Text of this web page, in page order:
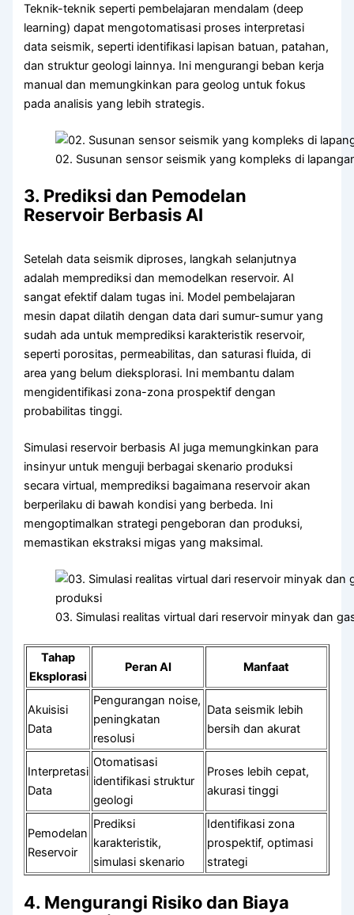
Teknik-teknik seperti pembelajaran mendalam (deep
learning) dapat mengotomatisasi proses interpretasi
data seismik, seperti identifikasi lapisan batuan, patahan,
dan struktur geologi lainnya. Ini mengurangi beban kerja
manual dan memungkinkan para geolog untuk fokus
pada analisis yang lebih strategis.
02. Susunan sensor seismik yang kompleks di
3. Prediksi dan Pemodelan
Reservoir Berbasis AI
Setelah data seismik diproses, langkah selanjutnya
adalah memprediksi dan memodelkan reservoir. AI
sangat efektif dalam tugas ini. Model pembelajaran
mesin dapat dilatih dengan data dari sumur-sumur yang
sudah ada untuk memprediksi karakteristik reservoir,
seperti porositas, permeabilitas, dan saturasi fluida, di
area yang belum dieksplorasi. Ini membantu dalam
mengidentifikasi zona-zona prospektif dengan
probabilitas tinggi.
Simulasi reservoir berbasis AI juga memungkinkan para
insinyur untuk menguji berbagai skenario produksi
secara virtual, memprediksi bagaimana reservoir akan
berperilaku di bawah kondisi yang berbeda. Ini
mengoptimalkan strategi pengeboran dan produksi,
memastikan ekstraksi migas yang maksimal.
03. Simulasi realitas virtual dari reservoir minyak dan
Tahap
Eksplorasi
Peran AI Manfaat
Akuisisi
Data
Pengurangan noise,
peningkatan
resolusi
Data seismik lebih
bersih dan akurat
Interpretasi
Data
Otomatisasi
identifikasi struktur
geologi
Proses lebih cepat,
akurasi tinggi
Pemodelan
Reservoir
Prediksi
karakteristik,
simulasi skenario
Identifikasi zona
prospektif, optimasi
strategi
4. Mengurangi Risiko dan Biaya